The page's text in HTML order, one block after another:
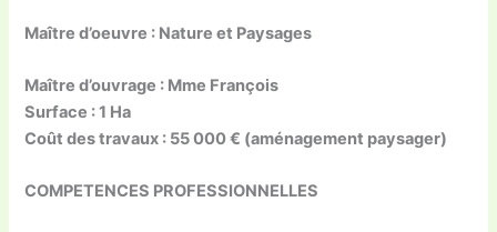
Maître d’oeuvre : Nature et Paysages
Maître d’ouvrage : Mme François
Surface :1 Ha
Coût des travaux : 55 000 € (aménagement paysager)
COMPETENCES PROFESSIONNELLES